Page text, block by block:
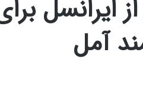
ایرانسل
آمل